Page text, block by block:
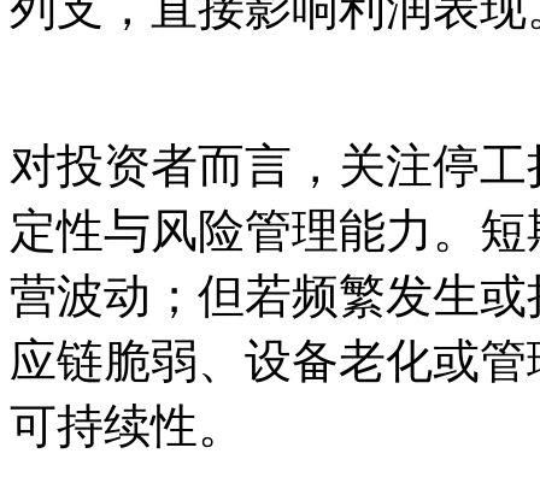
对投资者而言，关注停
定性与风险管理能力。
营波动；但若频繁发生
应链脆弱、设备老化或
可持续性。